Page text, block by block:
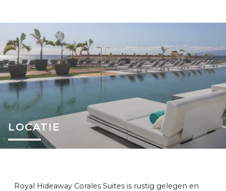
LOCATIE
Royal Hideaway Corales Suites is rustig gelegen en